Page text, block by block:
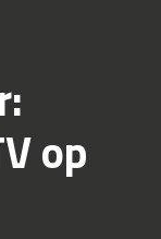
op